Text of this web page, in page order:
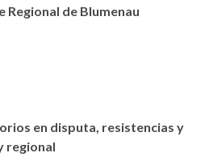
Regional de Blumenau
en disputa, resistencias y
regional